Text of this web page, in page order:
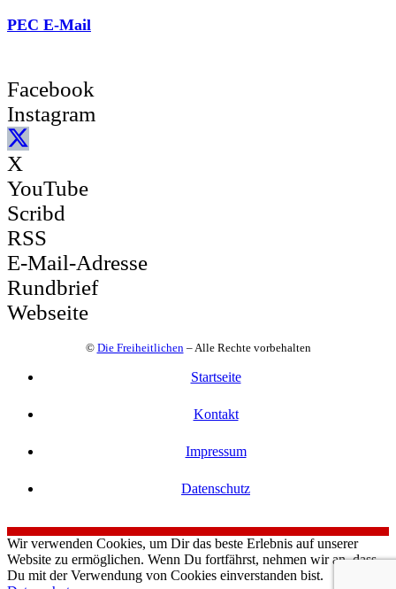
PEC E-Mail
Facebook
Instagram
X
YouTube
Scribd
RSS
E-Mail-Adresse
Rundbrief
Webseite
© Die Freiheitlichen– Alle Rechte vorbehalten
Startseite
Kontakt
Impressum
Datenschutz
Wir verwenden Cookies, um Dir das beste Erlebnis auf unserer
Website zu ermöglichen. Wenn Du fortfährst, nehmen wir an, dass
Du mit der Verwendung von Cookies einverstanden bist.